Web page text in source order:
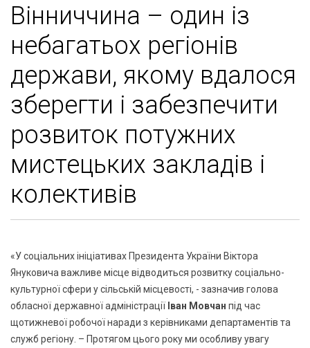
Вінниччина – один із
небагатьох регіонів
держави, якому вдалося
зберегти і забезпечити
розвиток потужних
мистецьких закладів і
колективів
«У соціальних ініціативах Президента України Віктора
Януковича важливе місце відводиться розвитку соціально-
культурної сфери у сільській місцевості, - зазначив голова
обласної державної адміністрації Іван Мовчан під час
щотижневої робочої наради з керівниками департаментів та
служб регіону. – Протягом цього року ми особливу увагу